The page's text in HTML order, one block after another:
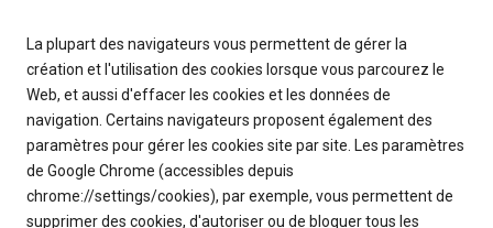
La plupart des navigateurs vous permettent de gérer la
création et l'utilisation des cookies lorsque vous parcourez le
Web, et aussi d'effacer les cookies et les données de
navigation. Certains navigateurs proposent également des
paramètres pour gérer les cookies site par site. Les paramètres
de Google Chrome (accessibles depuis
chrome://settings/cookies), par exemple, vous permettent de
supprimer des cookies, d'autoriser ou de bloquer tous les